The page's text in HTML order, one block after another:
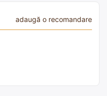
adaugă o recomandare